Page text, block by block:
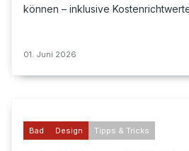
können – inklusive
01. Juni 2026
Bad Design Tipps & Tricks